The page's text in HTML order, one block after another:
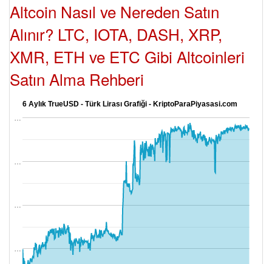
Altcoin Nasıl ve Nereden Satın
Alınır? LTC, IOTA, DASH, XRP,
XMR, ETH ve ETC Gibi Altcoinleri
Satın Alma Rehberi
6 Aylık TrueUSD - Türk Lirası Grafiği - KriptoParaPiyasasi.com
…
…